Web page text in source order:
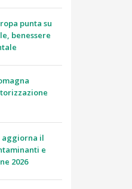
punta su
benessere
aggiorna il
e
2026